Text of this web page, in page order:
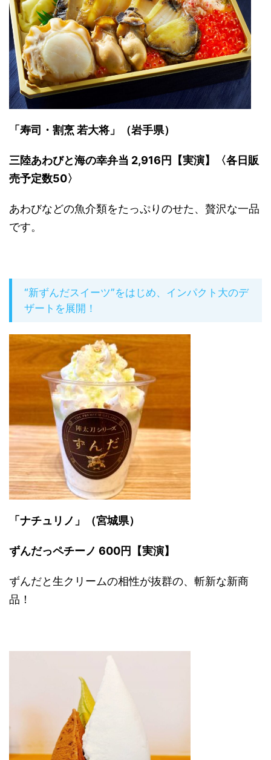
「寿司・割烹 若大将」（岩手県）
三陸あわびと海の幸弁当 2,916円【実演】〈各日販
売予定数50〉
あわびなどの魚介類をたっぷりのせた、贅沢な一品
です。
“新ずんだスイーツ”をはじめ、インパクト大のデ
ザートを展開！
「ナチュリノ」（宮城県）
ずんだっペチーノ 600円【実演】
ずんだと生クリームの相性が抜群の、斬新な新商
品！